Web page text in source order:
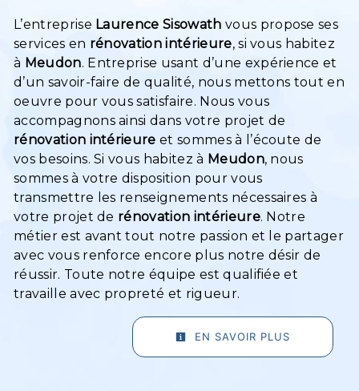
L’entreprise Laurence Sisowath vous propose ses
services en rénovation intérieure, si vous habitez
à Meudon. Entreprise usant d’une expérience et
d’un savoir-faire de qualité, nous mettons tout en
oeuvre pour vous satisfaire. Nous vous
accompagnons ainsi dans votre projet de
rénovation intérieure et sommes à l’écoute de
vos besoins. Si vous habitez à Meudon, nous
sommes à votre disposition pour vous
transmettre les renseignements nécessaires à
votre projet de rénovation intérieure. Notre
métier est avant tout notre passion et le partager
avec vous renforce encore plus notre désir de
réussir. Toute notre équipe est qualifiée et
travaille avec propreté et rigueur.
EN SAVOIR PLUS